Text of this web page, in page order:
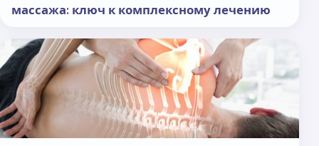
массажа: ключ к комплексному лечению